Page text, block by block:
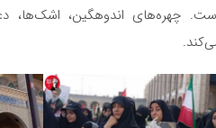
چهره‌های اندوهگین، اشک‌ها،